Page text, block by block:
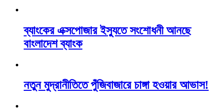
ব্যাংকের এক্সপোজার ইস্যুতে সংশোধনী আনছে
বাংলাদেশ ব্যাংক
নতুন মুদ্রানীতিতে পুঁজিবাজারে চাঙ্গা হওয়ার আভাস!